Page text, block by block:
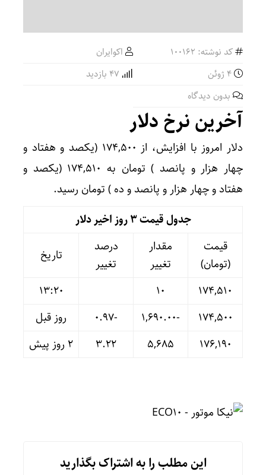
کد نوشته: 100162
اکوایران
بدون دیدگاه
آخرین نرخ دلار
دلار امروز با افزایش، از ۱۷۴,۵۰۰ (یکصد و هفتاد و
چهار هزار و پانصد ) تومان به ۱۷۴,۵۱۰ (یکصد و
هفتاد و چهار هزار و پانصد و ده ) تومان رسید.
جدول قیمت 3 روز اخیر دلار
قیمت
(تومان)
مقدار
تغییر
درصد
تغییر
تاریخ
۱۷۴,۵۱۰
۱۰
13:20
۱۷۴,۵۰۰
-۱,۶۹۰.۰۰ -۰.۹۷
روز قبل
۱۷۶,۱۹۰
۵,۶۸۵ ۳.۲۲ ۲ روز پیش
این مطلب را به اشتراک بگذارید